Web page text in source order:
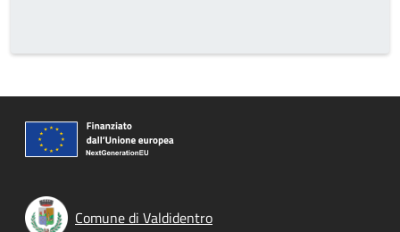
Comune di Valdidentro